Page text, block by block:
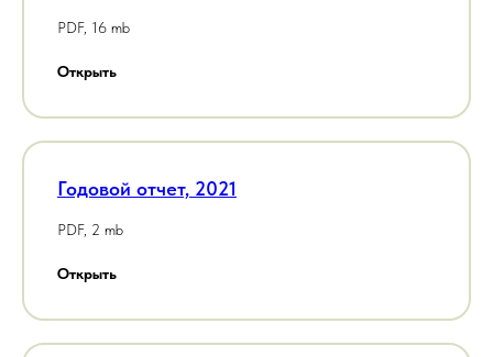
PDF, 16 mb
Открыть
Годовой отчет, 2021
PDF, 2 mb
Открыть